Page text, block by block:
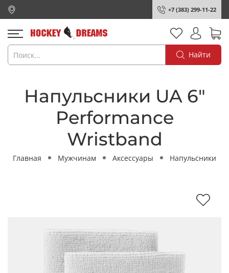
+7 (383) 299-11-22
Найти
Напульсники UA 6"
Performance
Wristband
Главная Мужчинам Аксессуары Напульсники